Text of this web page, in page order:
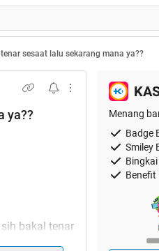
sesaat lalu sekarang mana ya??
ya??
bakal tenar
kok ane
Menang
Badge
Smiley
Benefit